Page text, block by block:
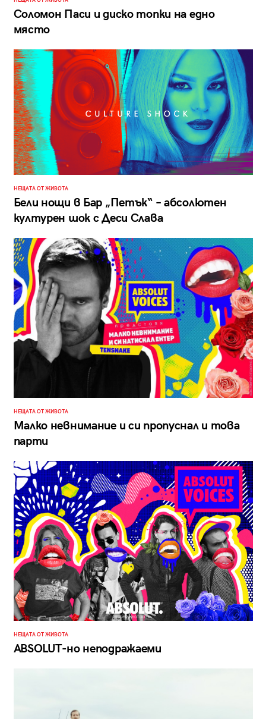
Соломон Паси и диско топки на едно
място
НЕЩАТА ОТ ЖИВОТА
Бели нощи в Бар „Петък“ – абсолютен
културен шок с Деси Слава
НЕЩАТА ОТ ЖИВОТА
Малко невнимание и си пропуснал и това
парти
НЕЩАТА ОТ ЖИВОТА
ABSOLUT-но неподражаеми